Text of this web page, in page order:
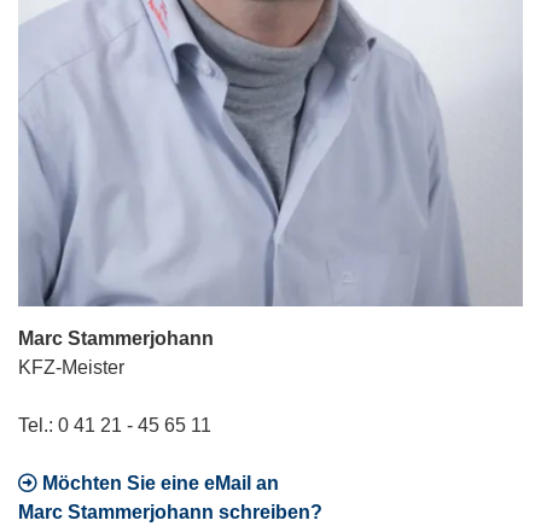
Marc Stammerjohann
KFZ-Meister
Tel.: 0 41 21 - 45 65 11
Möchten Sie eine eMail an
Marc Stammerjohann schreiben?